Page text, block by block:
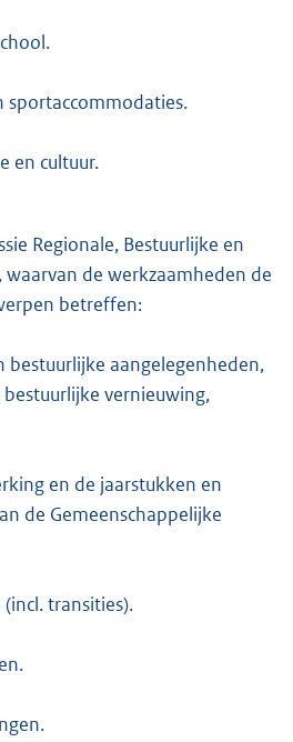
sportaccommodaties.
en cultuur.
Regionale, Bestuurlijke en
waarvan de werkzaamheden de
betreffen:
bestuurlijke aangelegenheden,
vernieuwing,
en de jaarstukken en
de Gemeenschappelijke
(incl. transities).